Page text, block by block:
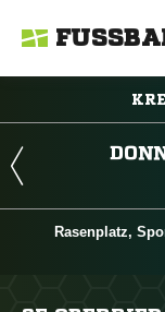
Rasenplatz,